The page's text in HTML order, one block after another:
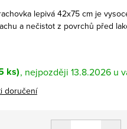
lepivá 42x75 cm je
a nečistot z povrchů před
ks) 13.8.2026
doručení